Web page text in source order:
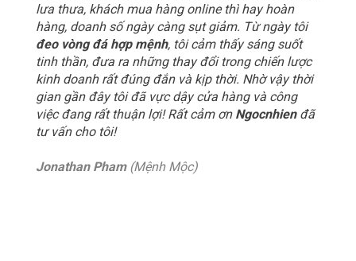
lưa thưa, khách mua hàng online thì hay hoàn
hàng, doanh số ngày càng sụt giảm. Từ ngày tôi
đeo vòng đá hợp mệnh, tôi cảm thấy sáng suốt
tinh thần, đưa ra những thay đổi trong chiến lược
kinh doanh rất đúng đắn và kịp thời. Nhờ vậy thời
gian gần đây tôi đã vực dậy cửa hàng và công
việc đang rất thuận lợi! Rất cảm ơn Ngocnhienđã
tư vấn cho tôi!
Jonathan Pham(Mệnh Mộc)